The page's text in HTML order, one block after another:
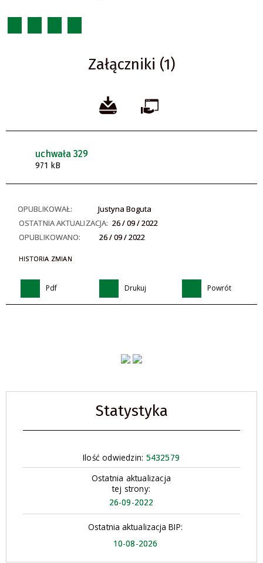
Statystyka
Ilość odwiedzin: 5432579
Ostatnia aktualizacja
tej strony:
26-09-2022
Ostatnia aktualizacja BIP:
10-08-2026
Załączniki (1)
uchwała 329
971 kB
OPUBLIKOWAŁ:
Justyna Boguta
OSTATNIA AKTUALIZACJA: 26 / 09 / 2022
OPUBLIKOWANO:
26 / 09 / 2022
HISTORIA ZMIAN
Pdf Drukuj Powrót